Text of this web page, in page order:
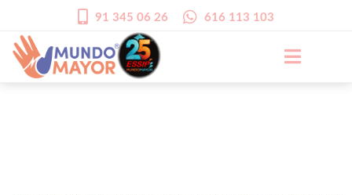
91 345 06 26 616 113 103